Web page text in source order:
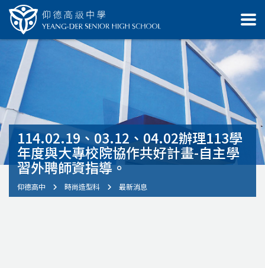
114.02.19、03.12、04.02辦理113學
年度與大專校院協作共好計畫-自主學
習外聘師資指導。
仰德高中 時尚造型科 最新消息